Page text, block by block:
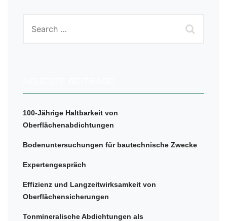
100-Jährige Haltbarkeit von
Oberflächenabdichtungen
Bodenuntersuchungen für bautechnische Zwecke
Expertengespräch
Effizienz und Langzeitwirksamkeit von
Oberflächensicherungen
Tonmineralische Abdichtungen als